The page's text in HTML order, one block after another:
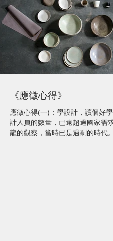
《應徵心得》
應徵心得(一)：學設計，讀個好
計人員的數量，已遠超過國家需
龍的觀察，當時已是過剩的時代